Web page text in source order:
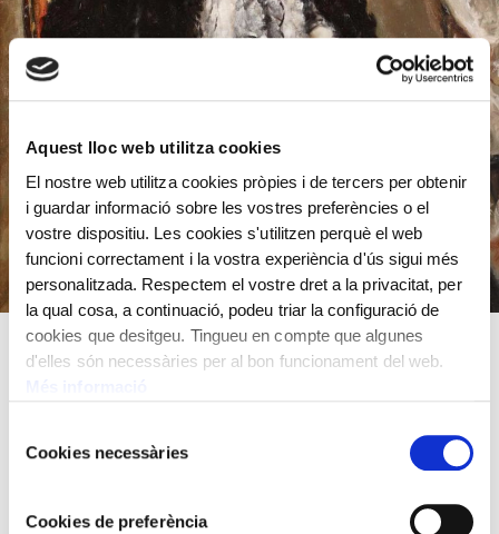
Aquest lloc web utilitza cookies
El nostre web utilitza cookies pròpies i de tercers per obtenir
i guardar informació sobre les vostres preferències o el
vostre dispositiu. Les cookies s'utilitzen perquè el web
funcioni correctament i la vostra experiència d'ús sigui més
personalitzada. Respectem el vostre dret a la privacitat, per
la qual cosa, a continuació, podeu triar la configuració de
cookies que desitgeu. Tingueu en compte que algunes
d'elles són necessàries per al bon funcionament del web.
deCookies necessàries
Cookies de preferència
Rafael Llimona i Benet,